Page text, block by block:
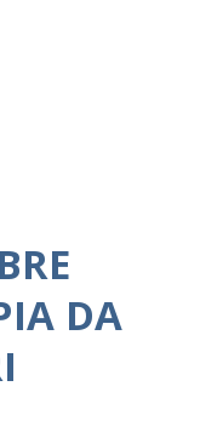
DA